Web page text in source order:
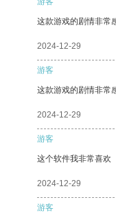
这款游戏的剧情非常
2024-12-29
游客
这款游戏的剧情非常
2024-12-29
游客
这个软件我非常喜欢
2024-12-29
游客